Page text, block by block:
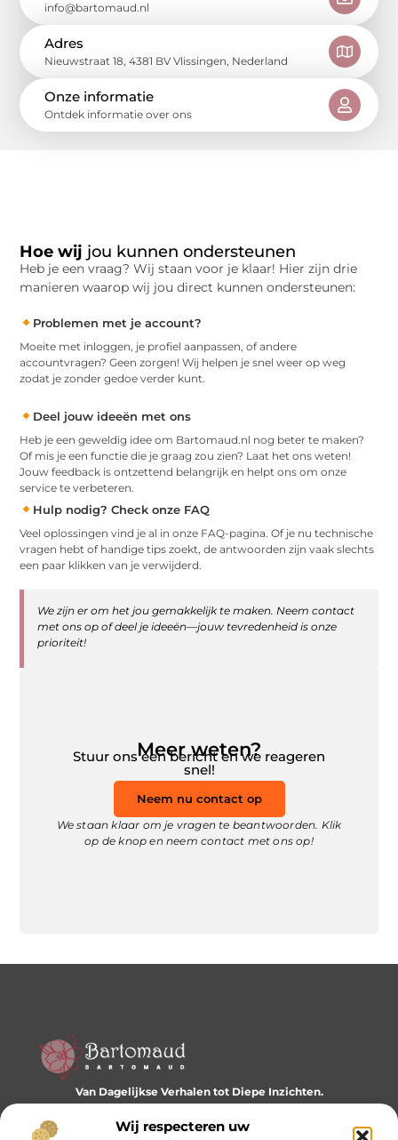
Wij respecteren uw
info@bartomaud.nl
Adres
Nieuwstraat 18, 4381 BV Vlissingen, Nederland
Onze informatie
Ontdek informatie over ons
Hoe wij jou kunnen ondersteunen
Heb je een vraag? Wij staan voor je klaar! Hier zijn drie
manieren waarop wij jou direct kunnen ondersteunen:
Problemen met je account?
Moeite met inloggen, je profiel aanpassen, of andere
accountvragen? Geen zorgen! Wij helpen je snel weer op weg
zodat je zonder gedoe verder kunt.
Deel jouw ideeën met ons
Heb je een geweldig idee om Bartomaud.nl nog beter te maken?
Of mis je een functie die je graag zou zien? Laat het ons weten!
Jouw feedback is ontzettend belangrijk en helpt ons om onze
service te verbeteren.
Hulp nodig? Check onze FAQ
Veel oplossingen vind je al in onze FAQ-pagina. Of je nu technische
vragen hebt of handige tips zoekt, de antwoorden zijn vaak slechts
een paar klikken van je verwijderd.
We zijn er om het jou gemakkelijk te maken. Neem contact
met ons op of deel je ideeën—jouw tevredenheid is onze
prioriteit!
Meer weten?
Stuur ons een bericht en we reageren
snel!
Neem nu contact op
We staan klaar om je vragen te beantwoorden. Klik
op de knop en neem contact met ons op!
Van Dagelijkse Verhalen tot Diepe Inzichten.
Ontdek een wereld vol diverse blogs en artikelen die je
dagelijks inspireren en nieuwe perspectieven bieden.